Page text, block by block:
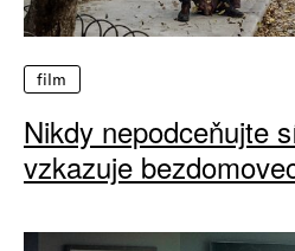
film
Nikdy nepodceňujte
vzkazuje